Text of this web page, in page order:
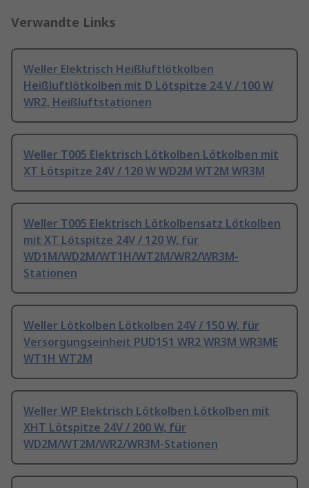
Verwandte Links
Weller Elektrisch Heißluftlötkolben
Heißluftlötkolben mit D Lötspitze 24 V / 100 W
WR2, Heißluftstationen
Weller T005 Elektrisch Lötkolben Lötkolben mit
XT Lötspitze 24V / 120 W WD2M WT2M WR3M
Weller T005 Elektrisch Lötkolbensatz Lötkolben
mit XT Lötspitze 24V / 120 W, für
WD1M/WD2M/WT1H/WT2M/WR2/WR3M-
Stationen
Weller Lötkolben Lötkolben 24V / 150 W, für
Versorgungseinheit PUD151 WR2 WR3M WR3ME
WT1H WT2M
Weller WP Elektrisch Lötkolben Lötkolben mit
XHT Lötspitze 24V / 200 W, für
WD2M/WT2M/WR2/WR3M-Stationen